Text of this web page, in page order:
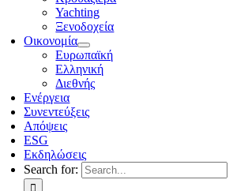
Yachting
Ξενοδοχεία
Οικονομία
Ευρωπαϊκή
Ελληνική
Διεθνής
Ενέργεια
Συνεντεύξεις
Απόψεις
ESG
Εκδηλώσεις
Search for: